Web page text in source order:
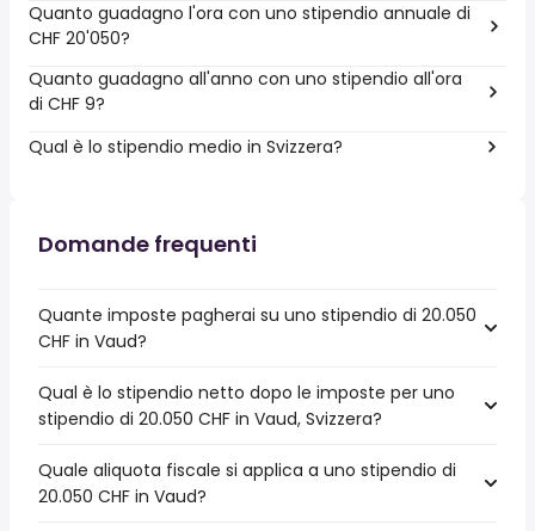
Quanto guadagno l'ora con uno stipendio annuale di
CHF 20'050?
Quanto guadagno all'anno con uno stipendio all'ora
di CHF 9?
Qual è lo stipendio medio in Svizzera?
Domande frequenti
Quante imposte pagherai su uno stipendio di 20.050
CHF in Vaud?
Qual è lo stipendio netto dopo le imposte per uno
stipendio di 20.050 CHF in Vaud, Svizzera?
Quale aliquota fiscale si applica a uno stipendio di
20.050 CHF in Vaud?